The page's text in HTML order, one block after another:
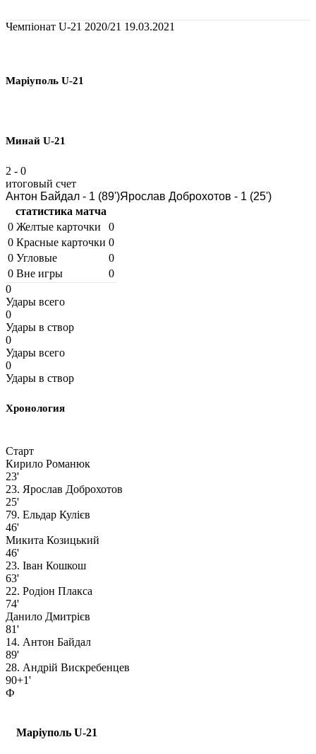
Чемпіонат U-21 2020/21 19.03.2021
Маріуполь U-21
Минай U-21
2 - 0
итоговый счет
Антон Байдал - 1 (89')Ярослав Доброхотов - 1 (25')
статистика матча
0 Желтые карточки
0
0 Красные карточки 0
0 Угловые
0
0 Вне игры
0
0
Удары всего
0
Удары в створ
0
Удары всего
0
Удары в створ
Хронология
Старт
Кирило Романюк
23'
23. Ярослав Доброхотов
25'
79. Ельдар Кулієв
46'
Микита Козицький
46'
23. Іван Кошкош
63'
22. Родіон Плакса
74'
Данило Дмитрієв
81'
14. Антон Байдал
89'
28. Андрій Вискребенцев
90+1'
Ф
Маріуполь U-21